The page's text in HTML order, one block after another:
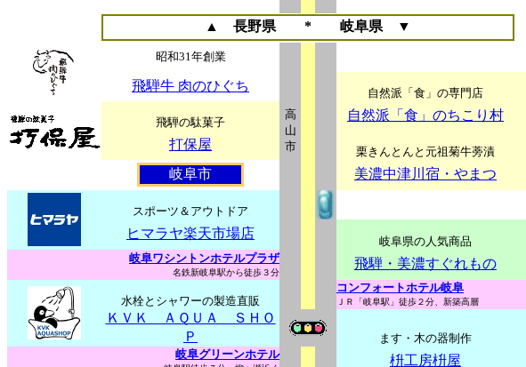
▲ 長野県 * 岐阜県 ▼
昭和31年創業
飛騨牛 肉のひぐち 自然派「食」の専門店
飛騨の駄菓子
高
山
市
自然派「食」のちこり村
打保屋
栗きんとんと元祖菊牛蒡漬
岐阜市 美濃中津川宿・やまつ
スポーツ＆アウトドア
ヒマラヤ楽天市場店
岐阜県の人気商品
岐阜ワシントンホテルプラザ
名鉄新岐阜駅から徒歩３分
飛騨・美濃すぐれもの
水栓とシャワーの製造直販
コンフォートホテル岐阜
ＪＲ「岐阜駅」徒歩２分、新築高層
ＫＶＫ ＡＱＵＡ ＳＨＯ
Ｐ
ます・木の器制作
岐阜グリーンホテル
枡工房枡屋